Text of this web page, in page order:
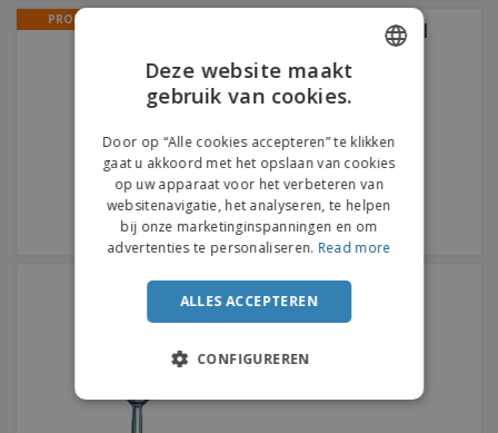
PROMO
Gin Glass 700ml SANTOS |
Wijnglas 190ml SAVOIE
LUMINARC | Wijnbeker
ENGLISH
Deze website maakt
gebruik van cookies.
Door op “Alle cookies accepteren” te klikken
gaat u akkoord met het opslaan van cookies
op uw apparaat voor het verbeteren van
websitenavigatie, het analyseren, te helpen
bij onze marketinginspanningen en om
advertenties te personaliseren. Read more
ALLES ACCEPTEREN
CONFIGUREREN